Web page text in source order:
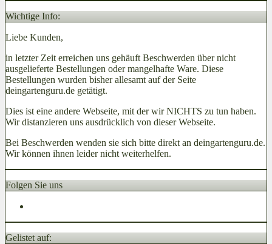
Wichtige Info:
Liebe Kunden,
in letzter Zeit erreichen uns gehäuft Beschwerden über nicht
ausgelieferte Bestellungen oder mangelhafte Ware. Diese
Bestellungen wurden bisher allesamt auf der Seite
deingartenguru.de getätigt.
Dies ist eine andere Webseite, mit der wir NICHTS zu tun haben.
Wir distanzieren uns ausdrücklich von dieser Webseite.
Bei Beschwerden wenden sie sich bitte direkt an deingartenguru.de.
Wir können ihnen leider nicht weiterhelfen.
Folgen Sie uns
Gelistet auf: